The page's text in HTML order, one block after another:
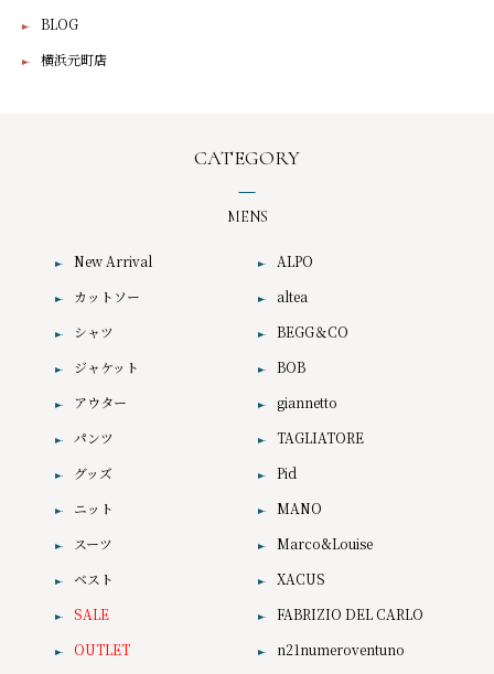
BLOG
横浜元町店
CATEGORY
MENS
New Arrival
カットソー
シャツ
ジャケット
アウター
パンツ
グッズ
ニット
スーツ
ベスト
SALE
OUTLET
ALPO
altea
BEGG＆CO
BOB
giannetto
TAGLIATORE
Pid
MANO
Marco&Louise
XACUS
FABRIZIO DEL CARLO
n21numeroventuno